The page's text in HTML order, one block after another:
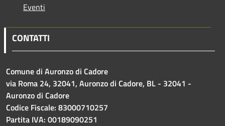
Eventi
CONTATTI
Comune di Auronzo di Cadore
via Roma 24, 32041, Auronzo di Cadore, BL - 32041 -
Auronzo di Cadore
Codice Fiscale: 83000710257
Partita IVA: 00189090251